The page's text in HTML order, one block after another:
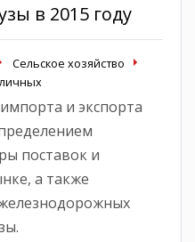
в 2015 году
Сельское хозяйство
и экспорта
поставок и
а также